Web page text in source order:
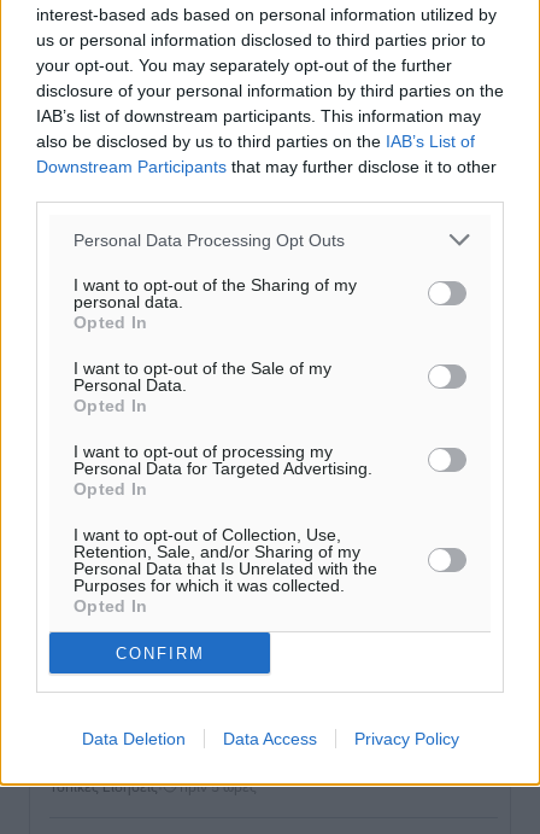
interest-based ads based on personal information utilized by
us or personal information disclosed to third parties prior to
your opt-out. You may separately opt-out of the further
disclosure of your personal information by third parties on the
IAB’s list of downstream participants. This information may
also be disclosed by us to third parties on the IAB’s List of
Downstream Participants that may further disclose it to other
Personal Data Processing Opt Outs
I want to opt-out of the Sharing of my
personal data.
Opted In
I want to opt-out of the Sale of my
Personal Data.
Opted In
I want to opt-out of processing my
Personal Data for Targeted Advertising.
Opted In
I want to opt-out of Collection, Use,
Retention, Sale, and/or Sharing of my
Personal Data that Is Unrelated with the
Purposes for which it was collected.
Opted In
CONFIRM
Data Deletion Data Access Privacy Policy
Ροή ειδήσεων
Τριήμερο εξόδου: Πάνω από 129.000 επιβάτες
αναχωρούν από Πειραιά, Ραφήνα και Λαύριο
Ειδήσεις• πριν 5 ώρες
Τοπικές Ειδήσεις• πριν 5 ώρες